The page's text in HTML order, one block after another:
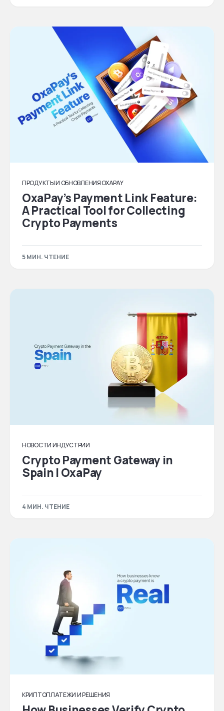
ПРОДУКТЫ И ОБНОВЛЕНИЯ OXAPAY
OxaPay’s Payment Link Feature:
A Practical Tool for Collecting
Crypto Payments
5 МИН. ЧТЕНИЕ
НОВОСТИ ИНДУСТРИИ
Crypto Payment Gateway in
Spain | OxaPay
4 МИН. ЧТЕНИЕ
КРИПТОПЛАТЕЖИ И РЕШЕНИЯ